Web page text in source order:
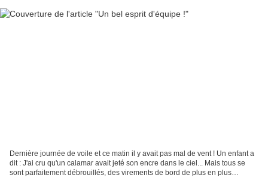
Dernière journée de voile et ce matin il y avait pas mal de vent ! Un enfant a
dit : J'ai cru qu'un calamar avait jeté son encre dans le ciel... Mais tous se
sont parfaitement débrouillés, des virements de bord de plus en plus